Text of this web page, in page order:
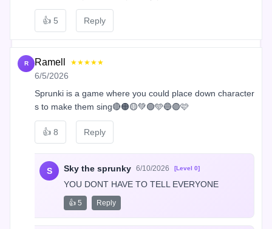
👍 5 Reply
R Ramell ★★★★★
6/5/2026
Sprunki is a game where you could place down character
s to make them sing🔴🟠🟡💚🟢🩵🔵🟣🩷
👍 8 Reply
S Sky the sprunky 6/10/2026 [Level 0]
YOU DONT HAVE TO TELL EVERYONE
👍 5 Reply